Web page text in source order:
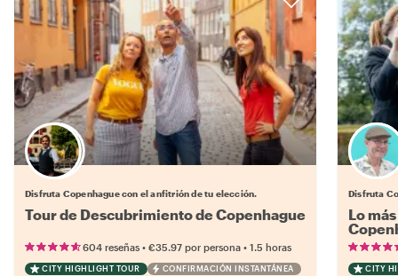
Elige tu local favorito
Disfruta Copenhague con el anfitrión de tu elección.
Tour de Descubrimiento de Copenhague
604 reseñas • €35.97 por persona • 1.5 horas
CITY HIGHLIGHT TOUR CONFIRMACIÓN INSTANTÁNEA
Disfruta
Lo
CITY